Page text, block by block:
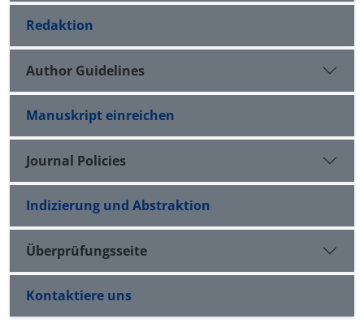
Redaktion
Author Guidelines
Manuskript einreichen
Journal Policies
Indizierung und Abstraktion
Überprüfungsseite
Kontaktiere uns